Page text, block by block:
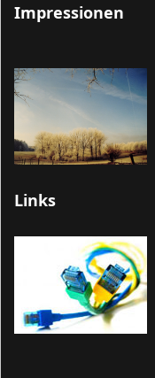
Impressionen
Links